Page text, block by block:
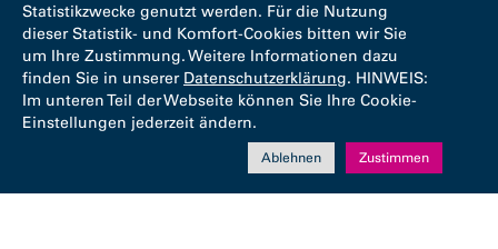
Statistikzwecke genutzt werden. Für die Nutzung
dieser Statistik- und Komfort-Cookies bitten wir Sie
um Ihre Zustimmung. Weitere Informationen dazu
finden Sie in unserer Datenschutzerklärung. HINWEIS:
Im unteren Teil der Webseite können Sie Ihre Cookie-
Einstellungen jederzeit ändern.
Zustimmen
Ablehnen